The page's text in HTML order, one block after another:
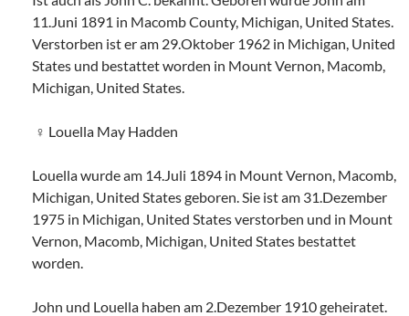
11.Juni 1891 in Macomb County, Michigan, United States.
Verstorben ist er am 29.Oktober 1962 in Michigan, United
States und bestattet worden in Mount Vernon, Macomb,
Michigan, United States.
Louella May Hadden
Louella wurde am 14.Juli 1894 in Mount Vernon, Macomb,
Michigan, United States geboren. Sie ist am 31.Dezember
1975 in Michigan, United States verstorben und in Mount
Vernon, Macomb, Michigan, United States bestattet
worden.
John und Louella haben am 2.Dezember 1910 geheiratet.